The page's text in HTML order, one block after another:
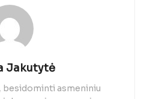
Jakutytė
besidominti asmeniniu